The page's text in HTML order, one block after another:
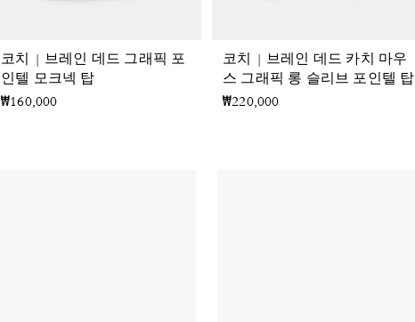
코치 | 브레인 데드 그래픽 포
인텔 모크넥 탑
₩160,000
코치 | 브레인 데드 카치 마우
스 그래픽 롱 슬리브 포인텔 탑
₩220,000